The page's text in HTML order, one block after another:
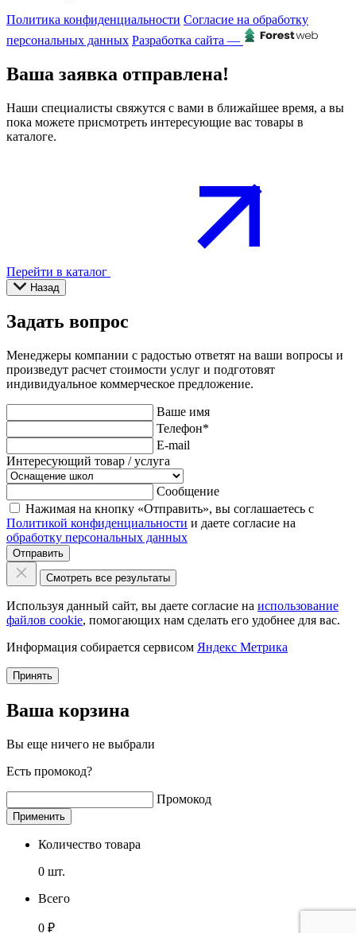
Политика конфиденциальности Согласие на обработку
персональных данных Разработка сайта —
Ваша заявка отправлена!
Наши специалисты свяжутся с вами в ближайшее время, а вы
пока можете присмотреть интересующие вас товары в
каталоге.
Перейти в каталог
Назад
Задать вопрос
Менеджеры компании с радостью ответят на ваши вопросы и
произведут расчет стоимости услуг и подготовят
индивидуальное коммерческое предложение.
Ваше имя
Телефон*
E-mail
Интересующий товар / услуга
Сообщение
Нажимая на кнопку «Отправить», вы соглашаетесь с
Политикой конфиденциальности и даете согласие на
обработку персональных данных
Отправить
Смотреть все результаты
Используя данный сайт, вы даете согласие на использование
файлов cookie, помогающих нам сделать его удобнее для вас.
Информация собирается сервисом Яндекс Метрика
Принять
Ваша корзина
Вы еще ничего не выбрали
Есть промокод?
Промокод
Применить
Количество товара
0 шт.
Всего
0 ₽